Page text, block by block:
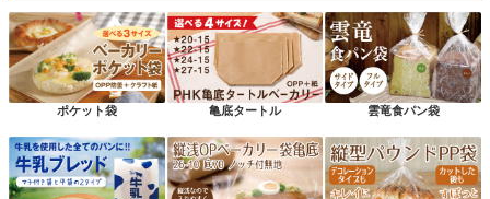
ポケット袋 亀底タートル 雲竜食パン袋